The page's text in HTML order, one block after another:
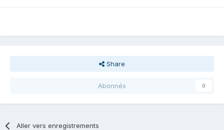
Share
Abonnés 0
Aller vers enregistrements